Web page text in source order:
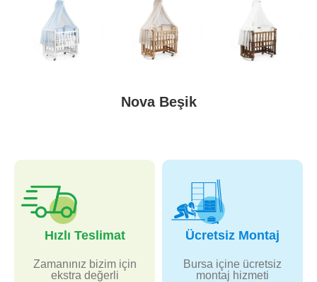
Nova Beşik
Hızlı Teslimat
Zamanınız bizim için
ekstra değerli
Ücretsiz Montaj
Bursa içine ücretsiz
montaj hizmeti